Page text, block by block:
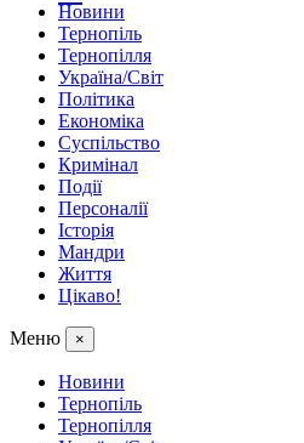
Новини
Тернопіль
Тернопілля
Україна/Світ
Політика
Економіка
Суспільство
Кримінал
Події
Персоналії
Історія
Мандри
Життя
Цікаво!
Меню ×
Новини
Тернопіль
Тернопілля